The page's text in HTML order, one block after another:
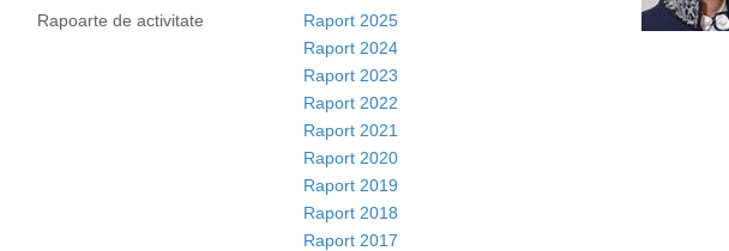
Rapoarte de activitate
Raport 2025
Raport 2024
Raport 2023
Raport 2022
Raport 2021
Raport 2020
Raport 2019
Raport 2018
Raport 2017